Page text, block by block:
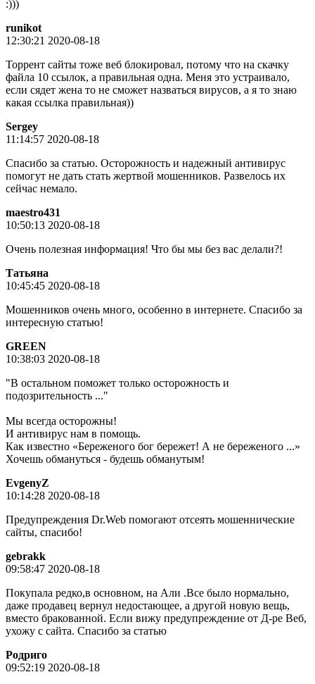
:)))
runikot
12:30:21 2020-08-18
Торрент сайты тоже веб блокировал, потому что на скачку
файла 10 ссылок, а правильная одна. Меня это устраивало,
если сядет жена то не сможет назваться вирусов, а я то знаю
какая ссылка правильная))
Sergey
11:14:57 2020-08-18
Спасибо за статью. Осторожность и надежный антивирус
помогут не дать стать жертвой мошенников. Развелось их
сейчас немало.
maestro431
10:50:13 2020-08-18
Очень полезная информация! Что бы мы без вас делали?!
Татьяна
10:45:45 2020-08-18
Мошенников очень много, особенно в интернете. Спасибо за
интересную статью!
GREEN
10:38:03 2020-08-18
"В остальном поможет только осторожность и
подозрительность ..."
Мы всегда осторожны!
И антивирус нам в помощь.
Как известно «Береженого бог бережет! А не береженого ...»
Хочешь обмануться - будешь обманутым!
EvgenyZ
10:14:28 2020-08-18
Предупреждения Dr.Web помогают отсеять мошеннические
сайты, спасибо!
gebrakk
09:58:47 2020-08-18
Покупала редко,в основном, на Али .Все было нормально,
даже продавец вернул недостающее, а другой новую вещь,
вместо бракованной. Если вижу предупреждение от Д-ре Веб,
ухожу с сайта. Спасибо за статью
Родриго
09:52:19 2020-08-18